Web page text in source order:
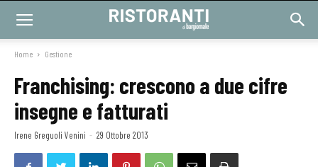
Home Gestione
Franchising: crescono a due cifre
insegne e fatturati
Irene Greguoli Venini - 29 Ottobre 2013